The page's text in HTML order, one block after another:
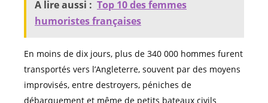
A lire aussi : Top 10 des femmes
humoristes françaises
En moins de dix jours, plus de 340 000 hommes furent
transportés vers l’Angleterre, souvent par des moyens
improvisés, entre destroyers, péniches de
débarquement et même de petits bateaux civils